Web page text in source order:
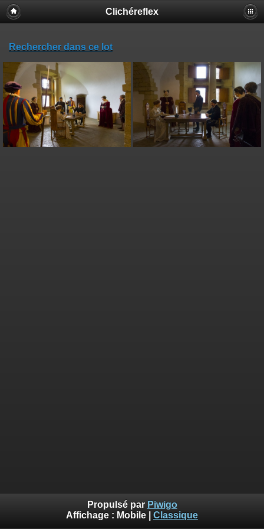
Clichéreflex
Rechercher dans ce lot
Propulsé par Piwigo
Affichage : Mobile Classique